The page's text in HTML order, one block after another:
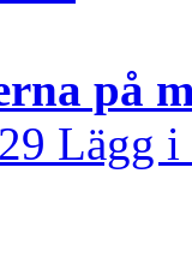
på
Lägg i